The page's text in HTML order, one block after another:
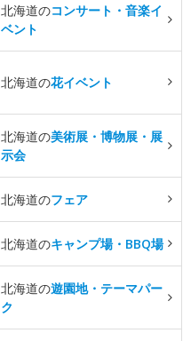
北海道のコンサート・音楽イ
ベント
北海道の花イベント
北海道の美術展・博物展・展
示会
北海道のフェア
北海道のキャンプ場・BBQ場
北海道の遊園地・テーマパー
ク